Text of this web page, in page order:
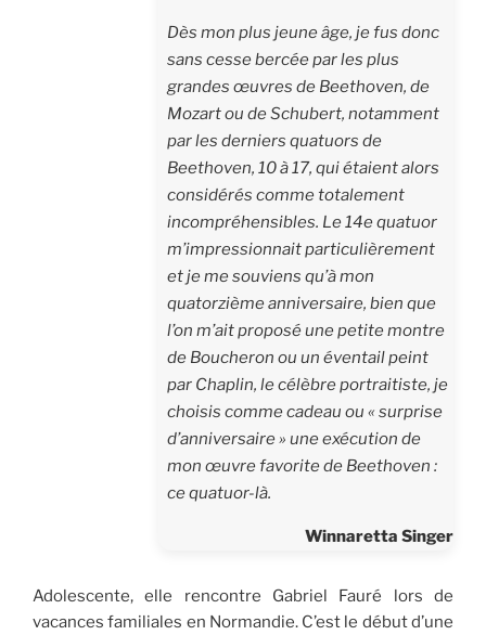
Dès mon plus jeune âge, je fus donc
sans cesse bercée par les plus
grandes œuvres de Beethoven, de
Mozart ou de Schubert, notamment
par les derniers quatuors de
Beethoven, 10 à 17, qui étaient alors
considérés comme tota­lement
incompréhensibles. Le 14e quatuor
m’impressionnait particulière­ment
et je me souviens qu’à mon
quatorzième anniversaire, bien que
l’on m’ait proposé une petite montre
de Boucheron ou un éventail peint
par Chaplin, le célèbre portraitiste, je
choisis comme cadeau ou « surprise
d’anniversaire » une exécution de
mon œuvre favorite de Beethoven :
ce quatuor-là.
Winnaretta Singer
Adolescente, elle rencontre Gabriel Fauré lors de
vacances familiales en Normandie. C’est le début d’une